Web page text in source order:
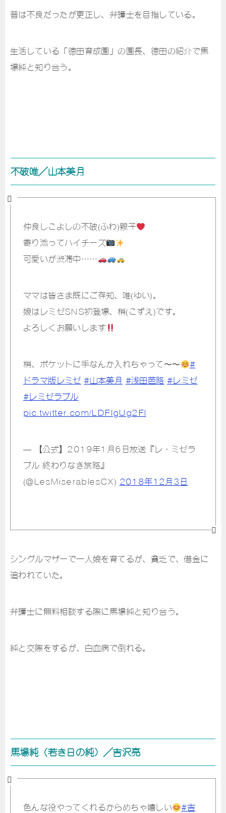
昔は不良だったが更正し、弁護士を目指している。
生活している「徳田育成園」の園長、徳田の紹介で馬
場純と知り合う。
不破唯／山本美月
仲良しこよしの不破(ふわ)親子
寄り添ってハイチーズ
可愛いが渋滞中……
ママは皆さま既にご存知、唯(ゆい)。
娘はレミゼSNS初登場、梢(こずえ)です。
よろしくお願いします
梢、ポケットに手なんか入れちゃって〜〜
#
ドラマ版レミゼ #山本美月 #浅田芭路 #レミゼ
#レミゼラブル
pic.twitter.com/LDFIgUg2Fl
— 【公式】2019年1月6日放送『レ・ミゼラ
ブル 終わりなき旅路』
(@LesMiserablesCX) 2018年12月3日
シングルマザーで一人娘を育てるが、貧乏で、借金に
追われていた。
弁護士に無料相談する際に馬場純と知り合う。
純と交際をするが、白血病で倒れる。
馬場純（若き日の純）／吉沢亮
色んな役やってくれるからめちゃ嬉しい
#吉